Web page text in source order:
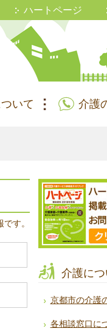
ハートページ
いて 介護
す。
介護につ
京都市の介護
各相談窓口に